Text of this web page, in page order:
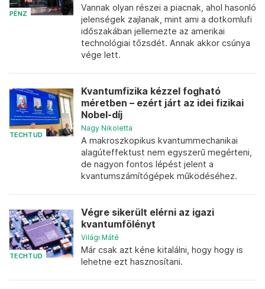
PÉNZ
Vannak olyan részei a piacnak, ahol hasonló
jelenségek zajlanak, mint ami a dotkomlufi
időszakában jellemezte az amerikai
technológiai tőzsdét. Annak akkor csúnya
vége lett.
TECHTUD
Kvantumfizika kézzel fogható
méretben – ezért járt az idei fizikai
Nobel-díj
Nagy Nikoletta
A makroszkopikus kvantummechanikai
alagúteffektust nem egyszerű megérteni,
de nagyon fontos lépést jelent a
kvantumszámítógépek működéséhez.
TECHTUD
Végre sikerült elérni az igazi
kvantumfölényt
Világi Máté
Már csak azt kéne kitalálni, hogy hogy is
lehetne ezt hasznosítani.